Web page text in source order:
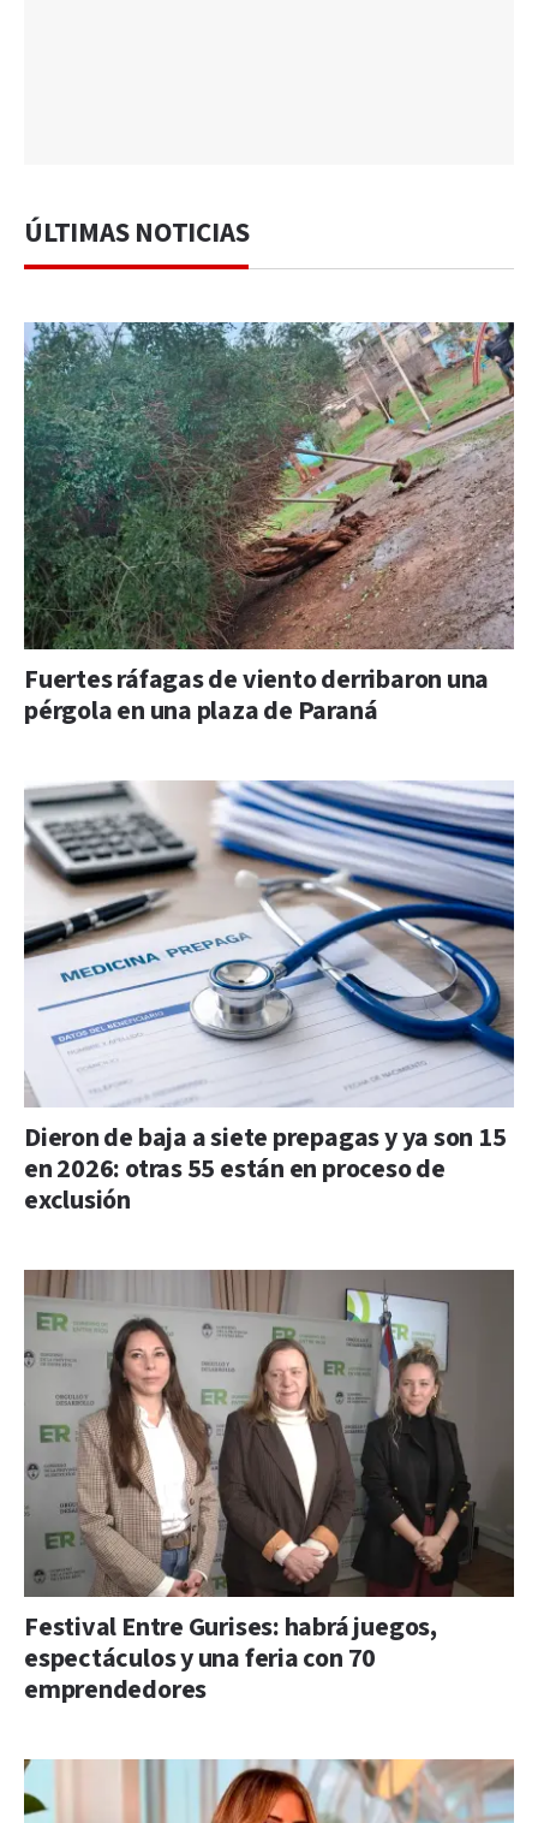
ÚLTIMAS NOTICIAS
Fuertes ráfagas de viento derribaron una
pérgola en una plaza de Paraná
Dieron de baja a siete prepagas y ya son 15
en 2026: otras 55 están en proceso de
exclusión
Festival Entre Gurises: habrá juegos,
espectáculos y una feria con 70
emprendedores